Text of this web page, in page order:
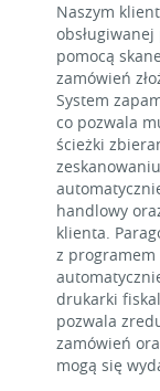
Naszym
pomocą
zamówień
System
co pozwala
ścieżki
handlowy
klienta.
z programem
drukarki
pozwala
zamówień
mogą się